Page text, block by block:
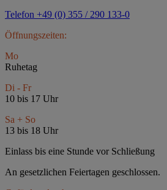
Telefon +49 (0) 355 / 290 133-0
Öffnungszeiten:
Mo
Ruhetag
Di - Fr
10 bis 17 Uhr
Sa + So
13 bis 18 Uhr
Einlass bis eine Stunde vor Schließung
An gesetzlichen Feiertagen geschlossen.